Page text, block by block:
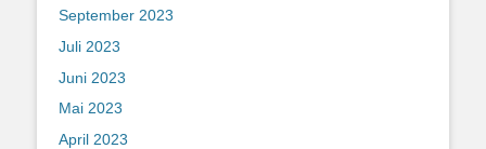
September 2023
Juli 2023
Juni 2023
Mai 2023
April 2023